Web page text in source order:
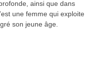
ainsi que dans
une femme qui exploite
son jeune âge.